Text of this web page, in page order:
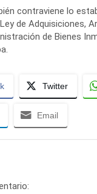
contraviene lo
de Adquisiciones,
de Bienes
Twitter
Email